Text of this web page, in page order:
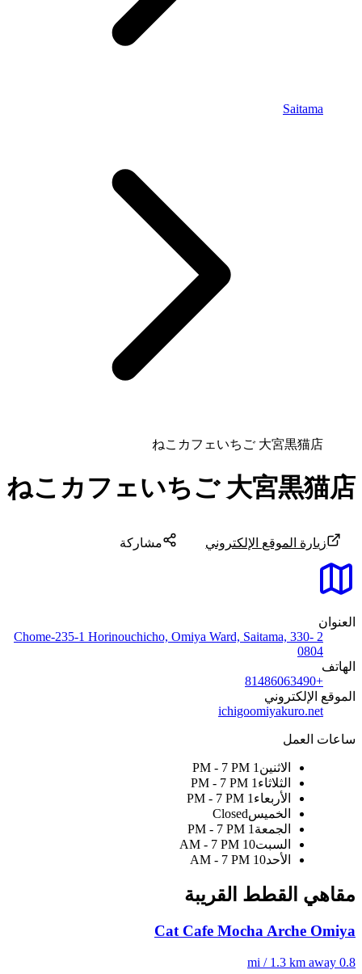
Saitama
ねこカフェいちご 大宮黒猫店
ねこカフェいちご 大宮黒猫店
زيارة الموقع الإلكتروني مشاركة
العنوان
2 Chome-235-1 Horinouchicho, Omiya Ward, Saitama, 330-
0804
الهاتف
+81486063490
الموقع الإلكتروني
ichigoomiyakuro.net
ساعات العمل
الاثنين 1 PM - 7 PM
الثلاثاء 1 PM - 7 PM
الأربعاء 1 PM - 7 PM
الخميسClosed
الجمعة 1 PM - 7 PM
السبت10 AM - 7 PM
الأحد10 AM - 7 PM
مقاهي القطط القريبة
Cat Cafe Mocha Arche Omiya
0.8 mi / 1.3 km away